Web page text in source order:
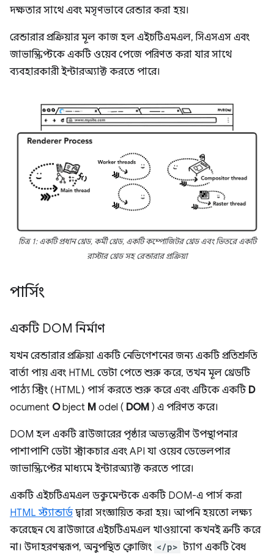
দক্ষতার সাথে এবং মসৃণভাবে রেন্ডার করা হয়।
রেন্ডারার প্রক্রিয়ার মূল কাজ হল এইচটিএমএল, সিএসএস এবং
জাভাস্ক্রিপ্টকে একটি ওয়েব পেজে পরিণত করা যার সাথে
ব্যবহারকারী ইন্টারঅ্যাক্ট করতে পারে।
চিত্র 1: একটি প্রধান থ্রেড, কর্মী থ্রেড, একটি কম্পোজিটর থ্রেড এবং ভিতরে একটি
রাস্টার থ্রেড সহ রেন্ডারার প্রক্রিয়া
পার্সিং
একটি DOM নির্মাণ
যখন রেন্ডারার প্রক্রিয়া একটি নেভিগেশনের জন্য একটি প্রতিশ্রুতি
বার্তা পায় এবং HTML ডেটা পেতে শুরু করে, তখন মূল থ্রেডটি
পাঠ্য স্ট্রিং (HTML) পার্স করতে শুরু করে এবং এটিকে একটি D
ocument Object M odel ( DOM ) এ পরিণত করে।
DOM হল একটি ব্রাউজারের পৃষ্ঠার অভ্যন্তরীণ উপস্থাপনার
পাশাপাশি ডেটা স্ট্রাকচার এবং API যা ওয়েব ডেভেলপার
জাভাস্ক্রিপ্টের মাধ্যমে ইন্টারঅ্যাক্ট করতে পারে।
একটি এইচটিএমএল ডকুমেন্টকে একটি DOM-এ পার্স করা
HTML স্ট্যান্ডার্ডদ্বারা সংজ্ঞায়িত করা হয়। আপনি হয়তো লক্ষ্য
করেছেন যে ব্রাউজারে এইচটিএমএল খাওয়ানো কখনই ত্রুটি করে
না। উদাহরণস্বরূপ, অনুপস্থিত ক্লোজিং </p> ট্যাগ একটি বৈধ